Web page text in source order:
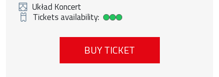
Układ Koncert
Tickets availability:
High ticket availability
BUY TICKET